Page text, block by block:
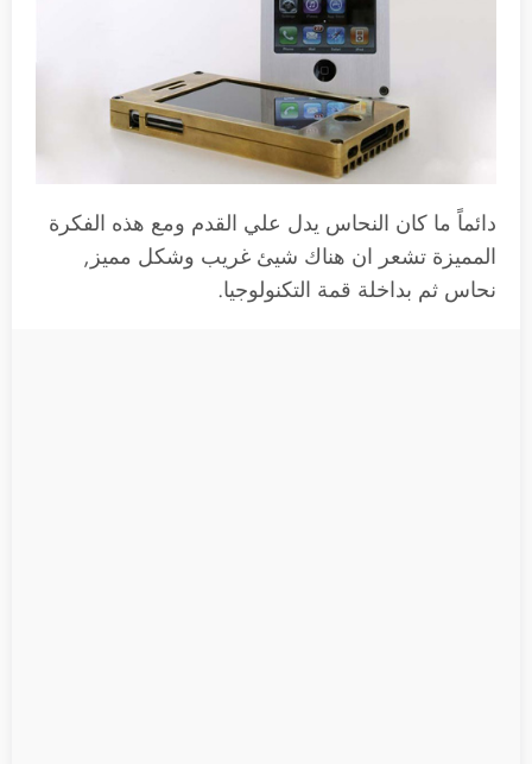
دائماً ما كان النحاس يدل علي القدم ومع هذه الفكرة
المميزة تشعر ان هناك شيئ غريب وشكل مميز,
نحاس ثم بداخلة قمة التكنولوجيا.